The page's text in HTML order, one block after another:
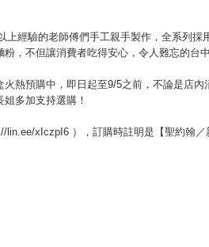
上經驗的老師傅們手工親手製作，全系列
，不但讓消費者吃得安心，令人難忘的台
熱預購中，即日起至9/5之前，不論是店
多加支持選購！
lin.ee/xIczpI6 ），訂購時註明是【聖約翰／